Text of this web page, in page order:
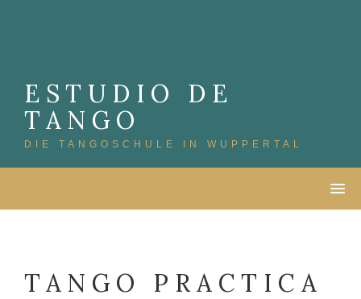
ESTUDIO DE
TANGO
DIE TANGOSCHULE IN WUPPERTAL
TANGO PRACTICA